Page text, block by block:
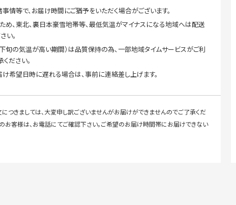
情等で、お届け時間にご猶予をいただく場合がございます。
、東北、裏日本豪雪地帯等、最低気温がマイナスになる地域へは配送
い。
旬の気温が高い期間）は品質保持の為、一部地域タイムサービスがご利
ださい。
希望日時に遅れる場合は、事前に連絡差し上げます。
つきましては、大変申し訳ございませんがお届けができませんのでご了承くだ
お客様は、お電話にてご確認下さい。ご希望のお届け時間帯にお届けできない